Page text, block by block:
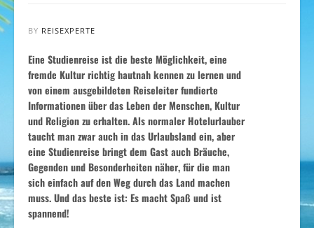
BY REISEXPERTE
Eine Studienreise ist die beste Möglichkeit, eine
fremde Kultur richtig hautnah kennen zu lernen und
von einem ausgebildeten Reiseleiter fundierte
Informationen über das Leben der Menschen, Kultur
und Religion zu erhalten. Als normaler Hotelurlauber
taucht man zwar auch in das Urlaubsland ein, aber
eine Studienreise bringt dem Gast auch Bräuche,
Gegenden und Besonderheiten näher, für die man
sich einfach auf den Weg durch das Land machen
muss. Und das beste ist: Es macht Spaß und ist
spannend!